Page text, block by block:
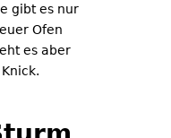
gibt es nur
Ofen
es aber